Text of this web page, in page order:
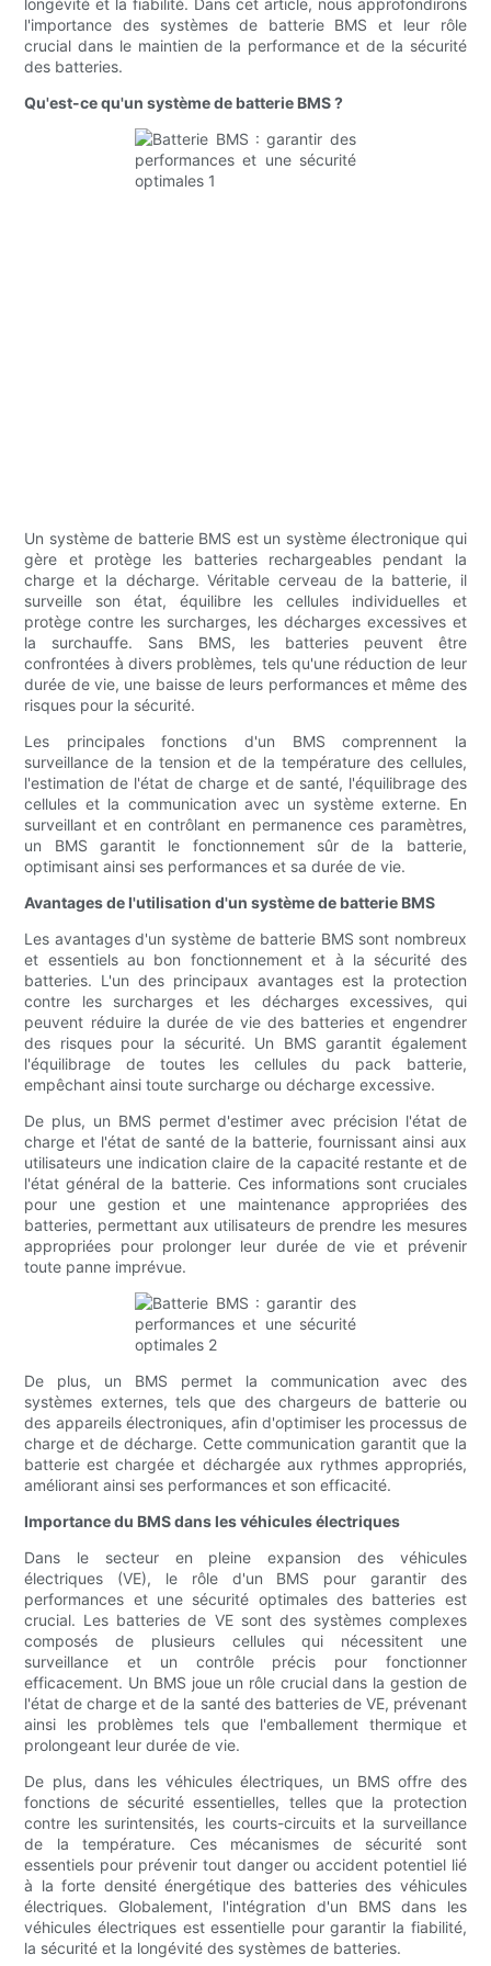
longévité et la fiabilité. Dans cet article, nous approfondirons
l'importance des systèmes de batterie BMS et leur rôle
crucial dans le maintien de la performance et de la sécurité
des batteries.
Qu'est-ce qu'un système de batterie BMS ?
Un système de batterie BMS est un système électronique qui
gère et protège les batteries rechargeables pendant la
charge et la décharge. Véritable cerveau de la batterie, il
surveille son état, équilibre les cellules individuelles et
protège contre les surcharges, les décharges excessives et
la surchauffe. Sans BMS, les batteries peuvent être
confrontées à divers problèmes, tels qu'une réduction de leur
durée de vie, une baisse de leurs performances et même des
risques pour la sécurité.
Les principales fonctions d'un BMS comprennent la
surveillance de la tension et de la température des cellules,
l'estimation de l'état de charge et de santé, l'équilibrage des
cellules et la communication avec un système externe. En
surveillant et en contrôlant en permanence ces paramètres,
un BMS garantit le fonctionnement sûr de la batterie,
optimisant ainsi ses performances et sa durée de vie.
Avantages de l'utilisation d'un système de batterie BMS
Les avantages d'un système de batterie BMS sont nombreux
et essentiels au bon fonctionnement et à la sécurité des
batteries. L'un des principaux avantages est la protection
contre les surcharges et les décharges excessives, qui
peuvent réduire la durée de vie des batteries et engendrer
des risques pour la sécurité. Un BMS garantit également
l'équilibrage de toutes les cellules du pack batterie,
empêchant ainsi toute surcharge ou décharge excessive.
De plus, un BMS permet d'estimer avec précision l'état de
charge et l'état de santé de la batterie, fournissant ainsi aux
utilisateurs une indication claire de la capacité restante et de
l'état général de la batterie. Ces informations sont cruciales
pour une gestion et une maintenance appropriées des
batteries, permettant aux utilisateurs de prendre les mesures
appropriées pour prolonger leur durée de vie et prévenir
toute panne imprévue.
De plus, un BMS permet la communication avec des
systèmes externes, tels que des chargeurs de batterie ou
des appareils électroniques, afin d'optimiser les processus de
charge et de décharge. Cette communication garantit que la
batterie est chargée et déchargée aux rythmes appropriés,
améliorant ainsi ses performances et son efficacité.
Importance du BMS dans les véhicules électriques
Dans le secteur en pleine expansion des véhicules
électriques (VE), le rôle d'un BMS pour garantir des
performances et une sécurité optimales des batteries est
crucial. Les batteries de VE sont des systèmes complexes
composés de plusieurs cellules qui nécessitent une
surveillance et un contrôle précis pour fonctionner
efficacement. Un BMS joue un rôle crucial dans la gestion de
l'état de charge et de la santé des batteries de VE, prévenant
ainsi les problèmes tels que l'emballement thermique et
prolongeant leur durée de vie.
De plus, dans les véhicules électriques, un BMS offre des
fonctions de sécurité essentielles, telles que la protection
contre les surintensités, les courts-circuits et la surveillance
de la température. Ces mécanismes de sécurité sont
essentiels pour prévenir tout danger ou accident potentiel lié
à la forte densité énergétique des batteries des véhicules
électriques. Globalement, l'intégration d'un BMS dans les
véhicules électriques est essentielle pour garantir la fiabilité,
la sécurité et la longévité des systèmes de batteries.